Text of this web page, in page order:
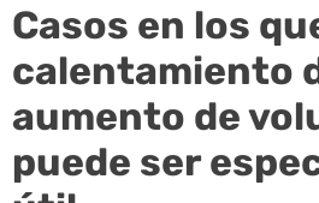
Casos en los
calentamiento
aumento de
puede ser